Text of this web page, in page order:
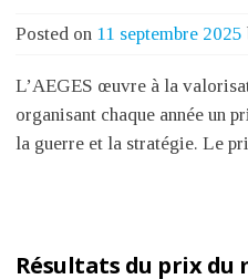
Posted on 11 septembre 2025
L’AEGES œuvre à la
organisant chaque année un
la guerre et la stratégie. Le
Résultats du prix du